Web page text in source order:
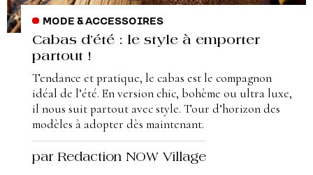
MODE & ACCESSOIRES
Cabas d’été : le style à emporter
partout !
Tendance et pratique, le cabas est le compagnon
idéal de l’été. En version chic, bohème ou ultra luxe,
il nous suit partout avec style. Tour d’horizon des
modèles à adopter dès maintenant.
par Redaction NOW Village